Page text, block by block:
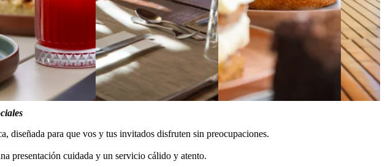
diseñada para que vos y tus invitados disfruten sin preocupaciones.
presentación cuidada y un servicio cálido y atento.